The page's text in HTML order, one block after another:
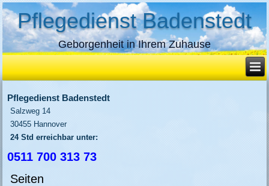
Pflegedienst Badenstedt
Geborgenheit in Ihrem Zuhause
Pflegedienst Badenstedt
Salzweg 14
30455 Hannover
24 Std erreichbar unter:
0511 700 313 73
Seiten